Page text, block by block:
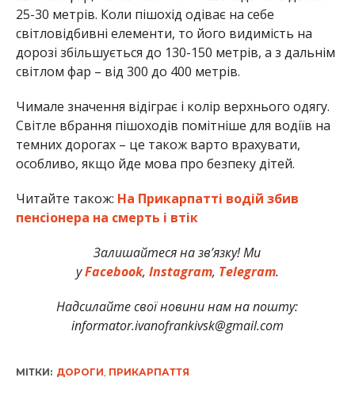
25-30 метрів. Коли пішохід одіває на себе
світловідбивні елементи, то його видимість на
дорозі збільшується до 130-150 метрів, а з дальнім
світлом фар – від 300 до 400 метрів.
Чимале значення відіграє і колір верхнього одягу.
Світле вбрання пішоходів помітніше для водіїв на
темних дорогах – це також варто врахувати,
особливо, якщо йде мова про безпеку дітей.
Читайте також: На Прикарпатті водій збив
пенсіонера на смерть і втік
Залишайтеся на зв’язку! Ми
уFacebook, Instagram, Telegram.
Надсилайте свої новини нам на пошту:
informator.ivanofrankivsk@gmail.com
МІТКИ: ДОРОГИ, ПРИКАРПАТТЯ